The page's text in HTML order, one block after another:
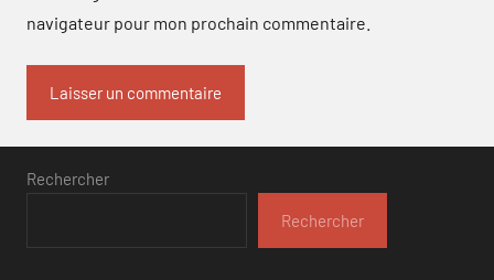
navigateur pour mon prochain commentaire.
Rechercher
Rechercher